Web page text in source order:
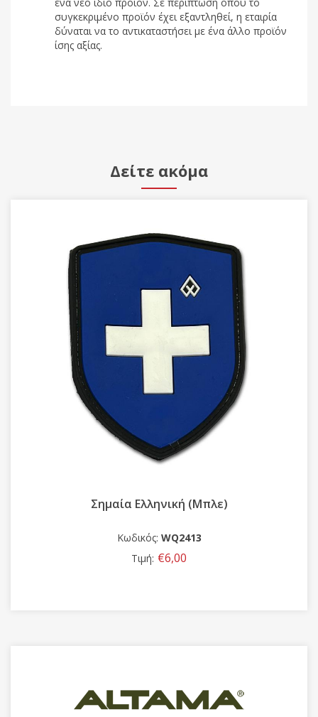
συγκεκριμένο προϊόν έχει εξαντληθεί, η εταιρία
δύναται να το αντικαταστήσει με ένα άλλο προϊόν
ίσης αξίας.
Δείτε ακόμα
Σήμα Στήθους πυροσβεστικής Εποχικής
Κωδικός:WQ27
Τιμή: €6,00